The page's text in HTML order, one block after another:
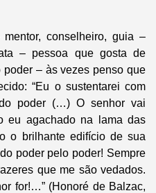
conselheiro, guia –
– pessoa que gosta de
– às vezes penso que
“Eu o sustentarei com
poder (…) O senhor vai
eu agachado na lama das
o brilhante edifício de sua
poder pelo poder! Sempre
que me são vedados.
for!…” (Honoré de Balzac,